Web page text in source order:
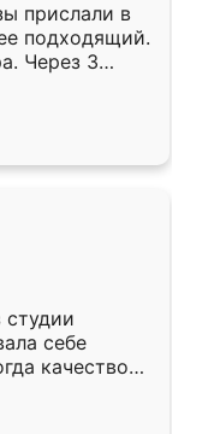
прислали в
подходящий.
Через 3
Остались
себе
качеством
уже почти